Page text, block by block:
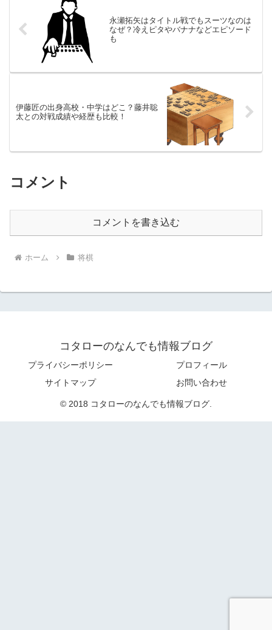
永瀬拓矢はタイトル戦でもスーツなのは
なぜ？冷えピタやバナナなどエピソード
も
伊藤匠の出身高校・中学はどこ？藤井聡
太との対戦成績や経歴も比較！
コメント
コメントを書き込む
ホーム 将棋
コタローのなんでも情報ブログ
プライバシーポリシー
プロフィール
サイトマップ
お問い合わせ
© 2018 コタローのなんでも情報ブログ.